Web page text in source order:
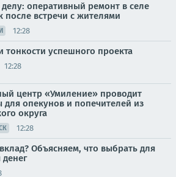
делу: оперативный ремонт в селе
после встречи с жителями
12:28
тонкости успешного проекта
12:28
центр «Умиление» проводит
для опекунов и попечителей из
округа
12:28
Объясняем, что выбрать для